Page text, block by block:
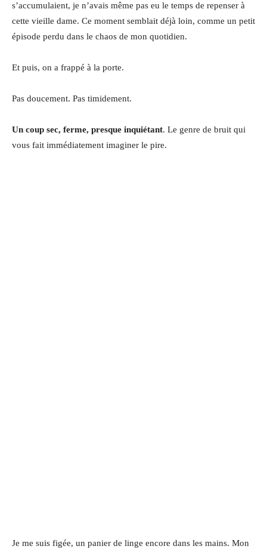
s’accumulaient, je n’avais même pas eu le temps de repenser à
cette vieille dame. Ce moment semblait déjà loin, comme un petit
épisode perdu dans le chaos de mon quotidien.
Et puis, on a frappé à la porte.
Pas doucement. Pas timidement.
Un coup sec, ferme, presque inquiétant. Le genre de bruit qui
vous fait immédiatement imaginer le pire.
Je me suis figée, un panier de linge encore dans les mains. Mon